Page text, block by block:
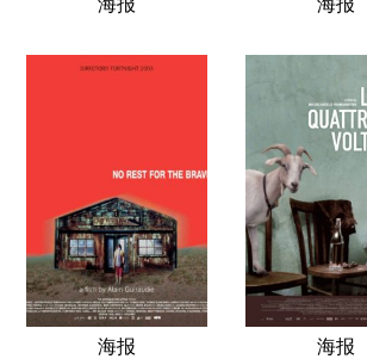
海报 海报
海报 海报